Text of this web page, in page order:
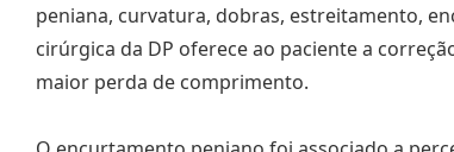
peniana, curvatura, dobras, estreitamento,
cirúrgica da DP oferece ao paciente a
maior perda de comprimento.